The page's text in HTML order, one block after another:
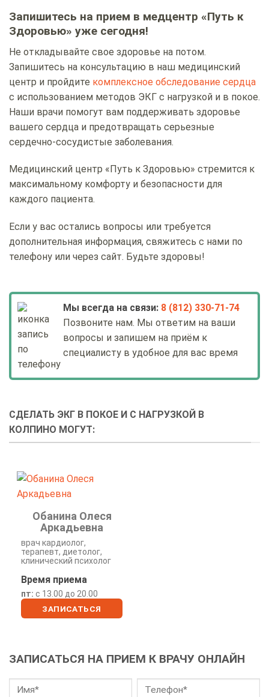
Запишитесь на прием в медцентр «Путь к
Здоровью» уже сегодня!
Не откладывайте свое здоровье на потом.
Запишитесь на консультацию в наш медицинский
центр и пройдите комплексное обследование сердца
с использованием методов ЭКГ с нагрузкой и в покое.
Наши врачи помогут вам поддерживать здоровье
вашего сердца и предотвращать серьезные
сердечно-сосудистые заболевания.
Медицинский центр «Путь к Здоровью» стремится к
максимальному комфорту и безопасности для
каждого пациента.
Если у вас остались вопросы или требуется
дополнительная информация, свяжитесь с нами по
телефону или через сайт. Будьте здоровы!
Мы всегда на связи: 8 (812) 330-71-74
Позвоните нам. Мы ответим на ваши
вопросы и запишем на приём к
специалисту в удобное для вас время
СДЕЛАТЬ ЭКГ В ПОКОЕ И С НАГРУЗКОЙ В
КОЛПИНО МОГУТ:
Обанина Олеся
Аркадьевна
врач кардиолог,
терапевт, диетолог,
клинический психолог
Время приема
пт: с 13.00 до 20.00
ЗАПИСАТЬСЯ
ЗАПИСАТЬСЯ НА ПРИЕМ К ВРАЧУ ОНЛАЙН